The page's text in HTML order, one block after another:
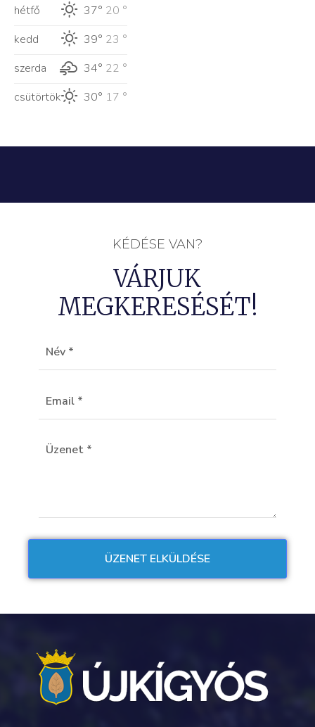
hétfő 37° 20 °
kedd
39° 23 °
szerda
34° 22 °
csütörtök
30° 17 °
KÉDÉSE VAN?
VÁRJUK
MEGKERESÉSÉT!